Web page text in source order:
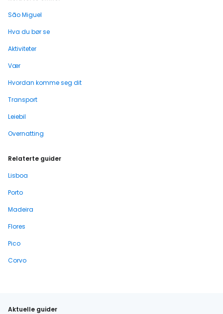
São Miguel
Hva du bør se
Aktiviteter
Vær
Hvordan komme seg dit
Transport
Leiebil
Overnatting
Relaterte guider
Lisboa
Porto
Madeira
Flores
Pico
Corvo
Aktuelle guider